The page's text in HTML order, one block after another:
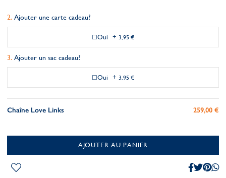
Ajouter une carte cadeau?
Oui + 3,95 €
Ajouter un sac cadeau?
Oui + 3,95 €
Chaîne Love Links 259,00 €
AJOUTER AU PANIER